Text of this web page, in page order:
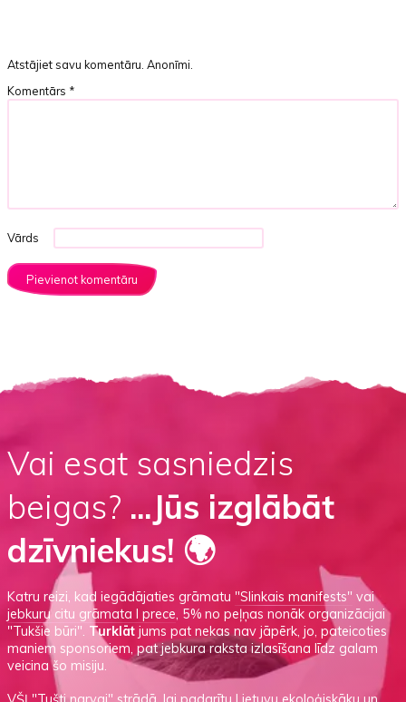
Atstājiet savu komentāru. Anonīmi.
Komentārs *
Vārds
Vai esat sasniedzis
beigas? ...Jūs izglābāt
dzīvniekus! 🌍
Katru reizi, kad iegādājaties grāmatu "Slinkais manifests" vai
jebkuru citu grāmata I prece, 5% no peļņas nonāk organizācijai
"Tukšie būri". Turklāt jums pat nekas nav jāpērk, jo, pateicoties
maniem sponsoriem, pat jebkura raksta izlasīšana līdz galam
veicina šo misiju.